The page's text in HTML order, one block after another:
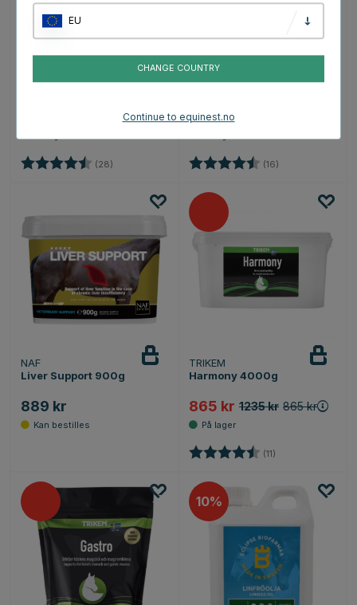
NAF
Karakter: (28)
NAF
Fra 835 kr
Karakter: (16)
NAF
Liver Support 900g
889 kr
TRIKEM
Harmony 4000g
865 kr 1235 kr 865 kr
Karakter: (11)
10%
EU
CHANGE COUNTRY
Continue to equinest.no